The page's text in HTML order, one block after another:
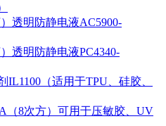
透明防静电液AC5900-
透明防静电液PC4340-
（适用于TPU、硅胶、
（8次方）可用于压敏胶、UV